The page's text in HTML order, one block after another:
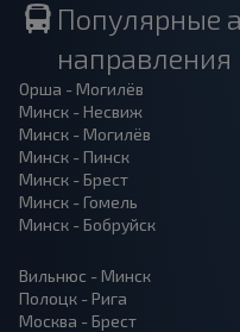
Популярные
направления
Орша - Могилёв
Минск - Несвиж
Минск - Могилёв
Минск - Пинск
Минск - Брест
Минск - Гомель
Минск - Бобруйск
Вильнюс - Минск
Полоцк - Рига
Москва - Брест